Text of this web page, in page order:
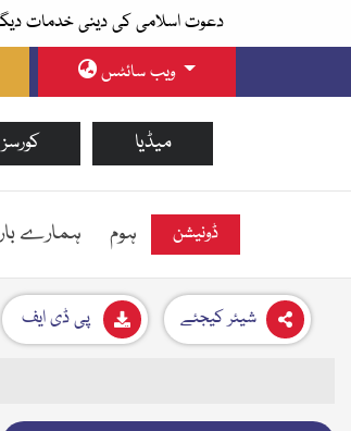
دعوت اسلامی کی دینی خدمات
ویب سائٹس
کورسز میڈیا
ہوم ہمارے ڈونیشن
پی ڈی ایف شیئر کیجئے